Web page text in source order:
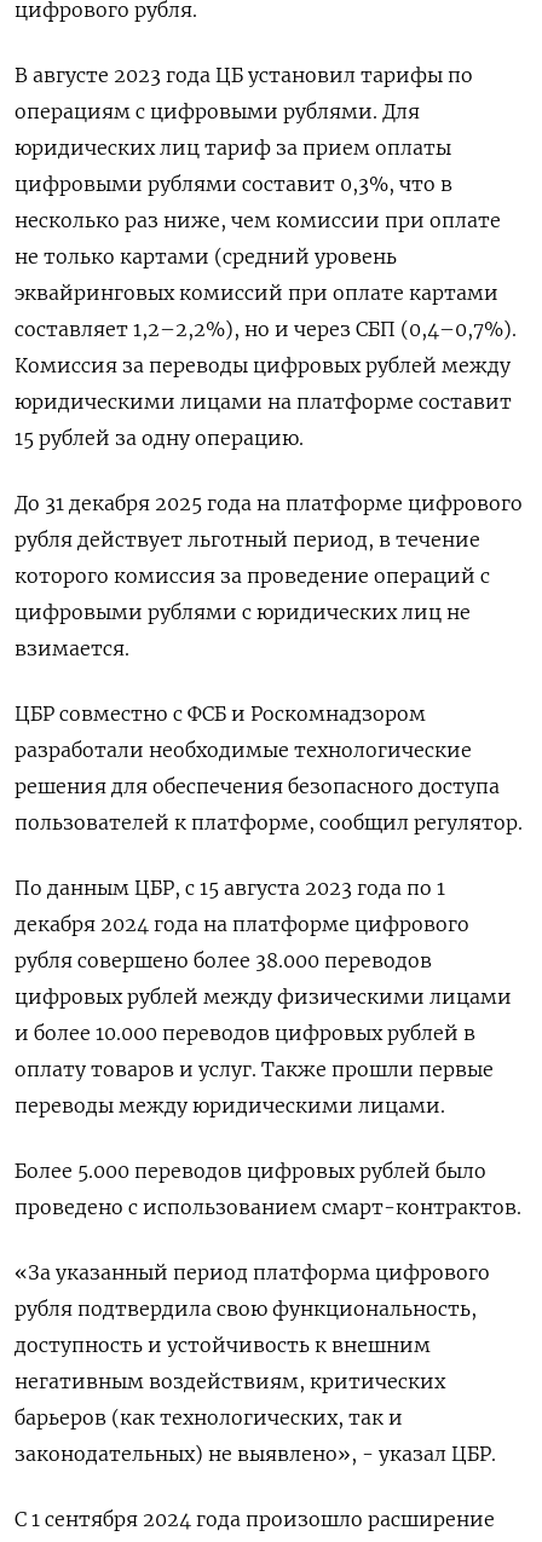
цифрового рубля.
В августе 2023 года ЦБ установил тарифы по
операциям с цифровыми рублями. Для
юридических лиц тариф за прием оплаты
цифровыми рублями составит 0,3%, что в
несколько раз ниже, чем комиссии при оплате
не только картами (средний уровень
эквайринговых комиссий при оплате картами
составляет 1,2–2,2%), но и через СБП (0,4–0,7%).
Комиссия за переводы цифровых рублей между
юридическими лицами на платформе составит
15 рублей за одну операцию.
До 31 декабря 2025 года на платформе цифрового
рубля действует льготный период, в течение
которого комиссия за проведение операций с
цифровыми рублями с юридических лиц не
взимается.
ЦБР совместно с ФСБ и Роскомнадзором
разработали необходимые технологические
решения для обеспечения безопасного доступа
пользователей к платформе, сообщил регулятор.
По данным ЦБР, с 15 августа 2023 года по 1
декабря 2024 года на платформе цифрового
рубля совершено более 38.000 переводов
цифровых рублей между физическими лицами
и более 10.000 переводов цифровых рублей в
оплату товаров и услуг. Также прошли первые
переводы между юридическими лицами.
Более 5.000 переводов цифровых рублей было
проведено с использованием смарт-контрактов.
«За указанный период платформа цифрового
рубля подтвердила свою функциональность,
доступность и устойчивость к внешним
негативным воздействиям, критических
барьеров (как технологических, так и
законодательных) не выявлено», - указал ЦБР.
С 1 сентября 2024 года произошло расширение